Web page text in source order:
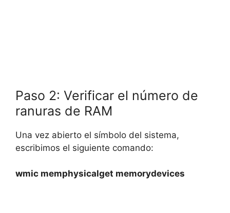
Paso 2: Verificar el número de
ranuras de RAM
Una vez abierto el símbolo del sistema,
escribimos el siguiente comando:
wmic memphysicalget memorydevices